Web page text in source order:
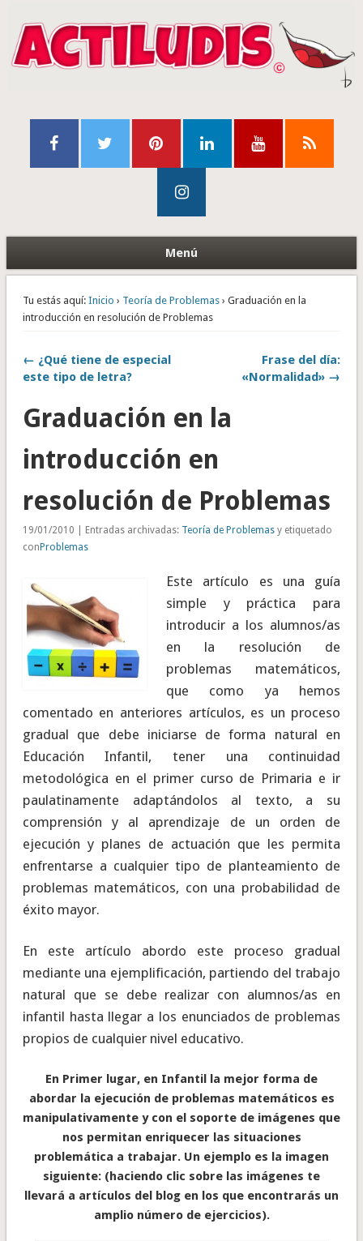
Menú
Tu estás aquí: Inicio › Teoría de Problemas› Graduación en la
introducción en resolución de Problemas
← ¿Qué tiene de especial
este tipo de letra?
Frase del día:
«Normalidad» →
Graduación en la
introducción en
resolución de Problemas
19/01/2010 | Entradas archivadas: Teoría de Problemasy etiquetado
con Problemas
Este artículo es una guía
simple y práctica para
introducir a los alumnos/as
en la resolución de
problemas matemáticos,
que como ya hemos
comentado en anteriores artículos, es un proceso
gradual que debe iniciarse de forma natural en
Educación Infantil, tener una continuidad
metodológica en el primer curso de Primaria e ir
paulatinamente adaptándolos al texto, a su
comprensión y al aprendizaje de un orden de
ejecución y planes de actuación que les permita
enfrentarse a cualquier tipo de planteamiento de
problemas matemáticos, con una probabilidad de
éxito mayor.
En este artículo abordo este proceso gradual
mediante una ejemplificación, partiendo del trabajo
natural que se debe realizar con alumnos/as en
infantil hasta llegar a los enunciados de problemas
propios de cualquier nivel educativo.
En Primer lugar, en Infantil la mejor forma de
abordar la ejecución de problemas matemáticos es
manipulativamente y con el soporte de imágenes que
nos permitan enriquecer las situaciones
problemática a trabajar. Un ejemplo es la imagen
siguiente: (haciendo clic sobre las imágenes te
llevará a artículos del blog en los que encontrarás un
amplio número de ejercicios).